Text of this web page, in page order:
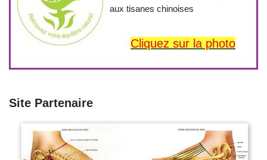
aux tisanes chinoises
Cliquez sur la photo
Site Partenaire